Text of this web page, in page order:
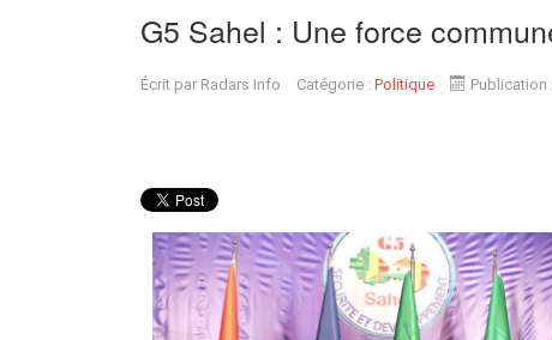
G5 Sahel : Une force
Écrit par Radars Info Catégorie : Politique Publication